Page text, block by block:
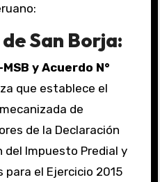
San Borja:
y Acuerdo N°
que establece el
de
de la Declaración
del Impuesto Predial y
el Ejercicio 2015